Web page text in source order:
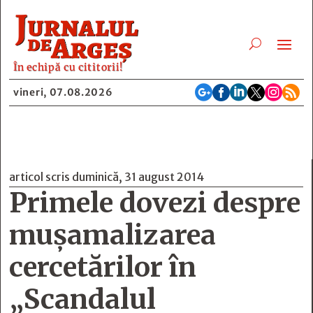
În echipă cu cititorii!
vineri, 07.08.2026 
articol scris duminică, 31 august 2014
Primele dovezi despre
muşamalizarea
cercetărilor în
„Scandalul